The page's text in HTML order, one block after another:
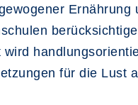
Ernährung
für die Lust